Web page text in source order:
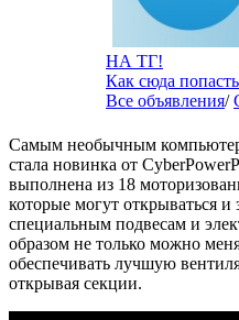
НА ТГ!
Как сюда
Все объявления/
Самым необычным
стала новинка от
выполнена из 18
которые могут открываться и
специальным подвесам и
образом не только можно
обеспечивать лучшую
открывая секции.